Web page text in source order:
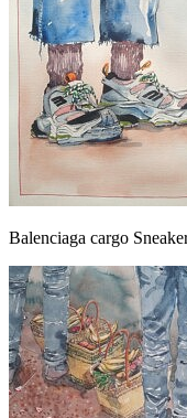
Balenciaga cargo